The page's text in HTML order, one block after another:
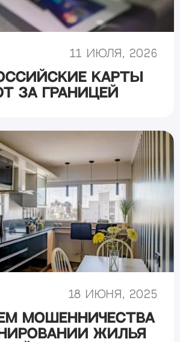
11 июля, 2026
карты
за границей
18 июня, 2025
мошенничества
жилья